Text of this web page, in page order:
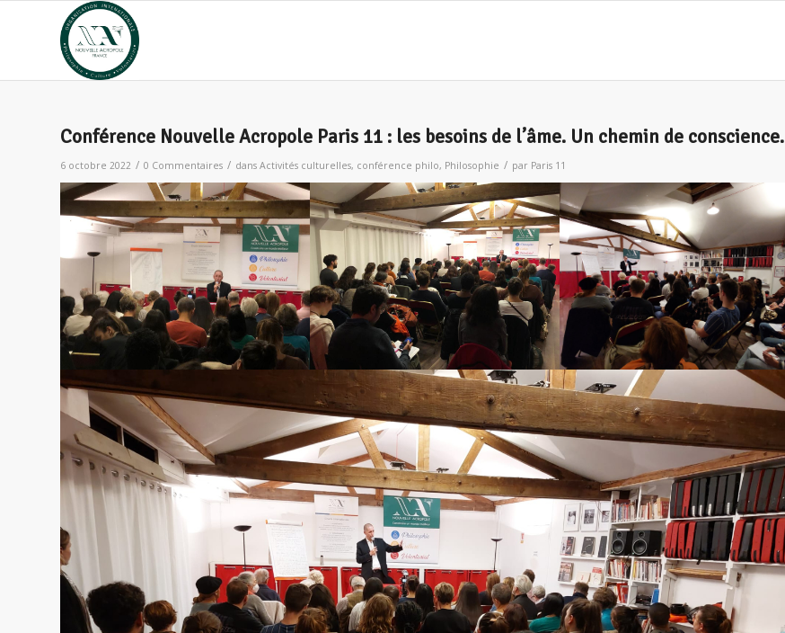
Conférence Nouvelle Acropole Paris 11 : les besoins de l’âme. Un chemin de conscience.
6 octobre 2022 / 0 Commentaires / dans Activités culturelles, conférence philo, Philosophie / par Paris 11